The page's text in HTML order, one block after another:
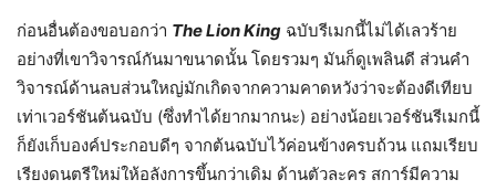
ก่อนอื่นต้องขอบอกว่า The Lion King ฉบับรีเมกนี้ไม่ได้เลวร้าย
อย่างที่เขาวิจารณ์กันมาขนาดนั้น โดยรวมๆ มันก็ดูเพลินดี ส่วนคำ
วิจารณ์ด้านลบส่วนใหญ่มักเกิดจากความคาดหวังว่าจะต้องดีเทียบ
เท่าเวอร์ชันต้นฉบับ (ซึ่งทำได้ยากมากนะ) อย่างน้อยเวอร์ชันรีเมกนี้
ก็ยังเก็บองค์ประกอบดีๆ จากต้นฉบับไว้ค่อนข้างครบถ้วน แถมเรียบ
เรียงดนตรีใหม่ให้อลังการขึ้นกว่าเดิม ด้านตัวละคร สการ์มีความ